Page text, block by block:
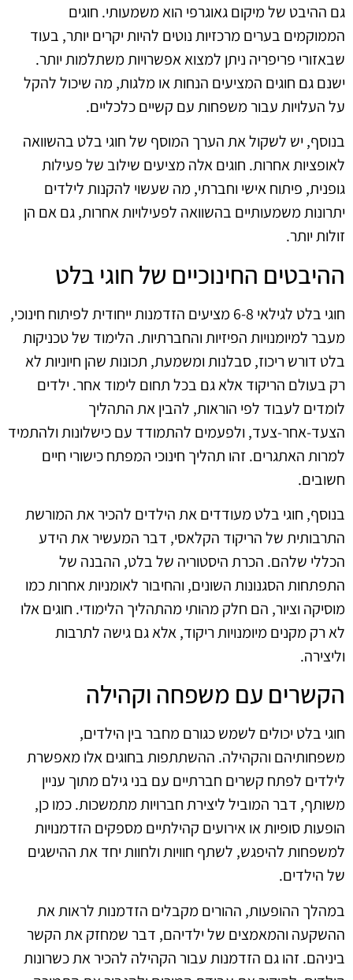
גם ההיבט של מיקום גאוגרפי הוא משמעותי. חוגים
הממוקמים בערים מרכזיות נוטים להיות יקרים יותר, בעוד
שבאזורי פריפריה ניתן למצוא אפשרויות משתלמות יותר.
ישנם גם חוגים המציעים הנחות או מלגות, מה שיכול להקל
על העלויות עבור משפחות עם קשיים כלכליים.
בנוסף, יש לשקול את הערך המוסף של חוגי בלט בהשוואה
לאופציות אחרות. חוגים אלה מציעים שילוב של פעילות
גופנית, פיתוח אישי וחברתי, מה שעשוי להקנות לילדים
יתרונות משמעותיים בהשוואה לפעילויות אחרות, גם אם הן
זולות יותר.
ההיבטים החינוכיים של חוגי בלט
חוגי בלט לגילאי 6-8 מציעים הזדמנות ייחודית לפיתוח חינוכי,
מעבר למיומנויות הפיזיות והחברתיות. הלימוד של טכניקות
בלט דורש ריכוז, סבלנות ומשמעת, תכונות שהן חיוניות לא
רק בעולם הריקוד אלא גם בכל תחום לימוד אחר. ילדים
לומדים לעבוד לפי הוראות, להבין את התהליך
הצעד-אחר-צעד, ולפעמים להתמודד עם כישלונות ולהתמיד
למרות האתגרים. זהו תהליך חינוכי המפתח כישורי חיים
חשובים.
בנוסף, חוגי בלט מעודדים את הילדים להכיר את המורשת
התרבותית של הריקוד הקלאסי, דבר המעשיר את הידע
הכללי שלהם. הכרת היסטוריה של בלט, ההבנה של
התפתחות הסגנונות השונים, והחיבור לאומניות אחרות כמו
מוסיקה וציור, הם חלק מהותי מהתהליך הלימודי. חוגים אלו
לא רק מקנים מיומנויות ריקוד, אלא גם גישה לתרבות
וליצירה.
הקשרים עם משפחה וקהילה
חוגי בלט יכולים לשמש כגורם מחבר בין הילדים,
משפחותיהם והקהילה. ההשתתפות בחוגים אלו מאפשרת
לילדים לפתח קשרים חברתיים עם בני גילם מתוך עניין
משותף, דבר המוביל ליצירת חברויות מתמשכות. כמו כן,
הופעות סופיות או אירועים קהילתיים מספקים הזדמנויות
למשפחות להיפגש, לשתף חוויות ולחוות יחד את ההישגים
של הילדים.
במהלך ההופעות, ההורים מקבלים הזדמנות לראות את
ההשקעה והמאמצים של ילדיהם, דבר שמחזק את הקשר
ביניהם. זהו גם הזדמנות עבור הקהילה להכיר את כשרונות